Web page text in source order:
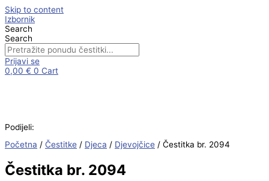
Skip to content
Izbornik
Search
Search
Prijavi se
0,00 € 0 Cart
Podijeli:
Početna / Čestitke / Djeca / Djevojčice / Čestitka br. 2094
Čestitka br. 2094